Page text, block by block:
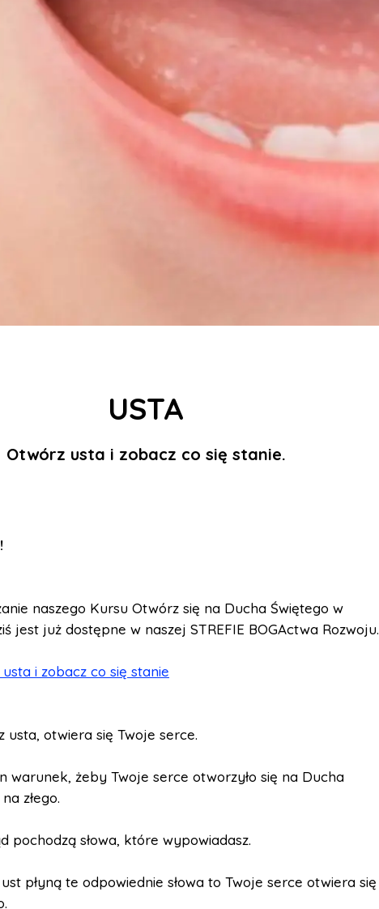
USTA
Otwórz usta i zobacz co się stanie.
!
naszego Kursu Otwórz się na Ducha Świętego w
jest już dostępne w naszej STREFIE BOGActwa Rozwoju.
i zobacz co się stanie
usta, otwiera się Twoje serce.
warunek, żeby Twoje serce otworzyło się na Ducha
złego.
pochodzą słowa, które wypowiadasz.
płyną te odpowiednie słowa to Twoje serce otwiera się